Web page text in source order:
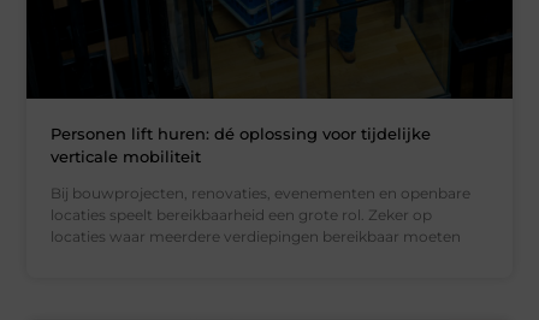
Personen lift huren: dé oplossing voor tijdelijke
verticale mobiliteit
Bij bouwprojecten, renovaties, evenementen en openbare
locaties speelt bereikbaarheid een grote rol. Zeker op
locaties waar meerdere verdiepingen bereikbaar moeten